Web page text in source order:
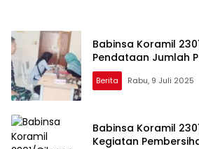
Babinsa Koramil
Pendataan Jumlah
Berita Rabu, 9 Juli 2025
Babinsa Koramil
Kegiatan